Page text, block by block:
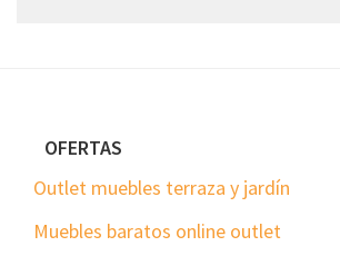
FooterOFERTAS
Outlet muebles terraza y jardín
Muebles baratos online outlet